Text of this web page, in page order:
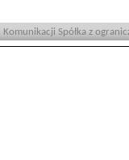
Komunikacji Spółka z